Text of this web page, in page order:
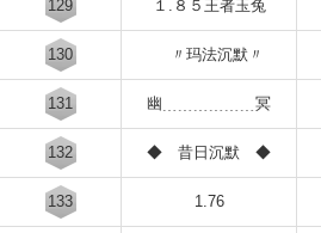
129 １.８５王者玉兔
130 〃玛法沉默〃
131 幽﹍﹍﹍﹍﹍﹍冥
132 ◆ 昔日沉默 ◆
133 1.76